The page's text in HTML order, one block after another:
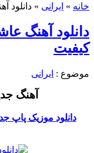
خانه » ایرانی » دانلود
دانلود آهنگ
کیفیت
موضوع : ایرانی
آهنگ
دانلود موزیک پاپ